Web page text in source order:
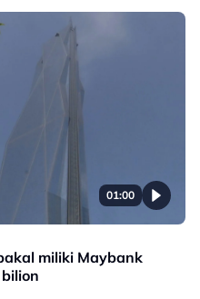
01:00
miliki Maybank